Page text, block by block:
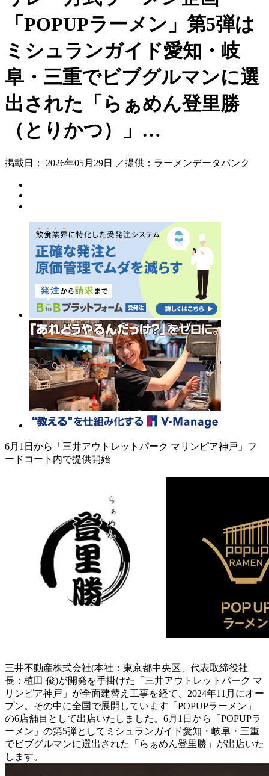
「POPUPラーメン」第5弾は
ミシュランガイド愛知・岐
阜・三重でビブグルマンに選
出された「らぁめん登里勝
（とりかつ）」…
掲載日： 2026年05月29日 ／提供：ラーメンデータバンク
6月1日から「三井アウトレットパーク マリンピア神戸」フ
ードコート内で提供開始
三井不動産株式会社(本社：東京都中央区、代表取締役社
長：植田 俊)が開発を手掛けた「三井アウトレットパーク マ
リンピア神戸」が全面建替え工事を経て、2024年11月にオー
プン。その中に全国で展開しています「POPUPラーメン」
の6店舗目として出店いたしました。6月1日から「POPUPラ
ーメン」の第5弾としてミシュランガイド愛知・岐阜・三重
でビブグルマンに選出された「らぁめん登里勝」が出店いた
します。